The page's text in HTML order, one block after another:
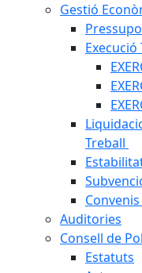
Gestió
Treball
Auditories
Consell de
Estatuts